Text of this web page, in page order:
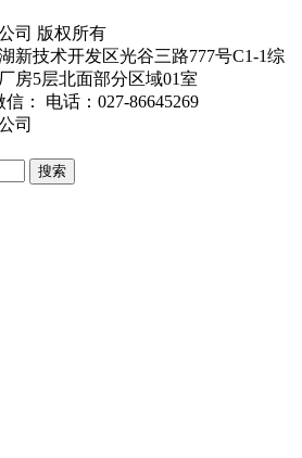
司 版权所有
新技术开发区光谷三路777号C1-1综
房5层北面部分区域01室
： 电话：027-86645269
司
搜索